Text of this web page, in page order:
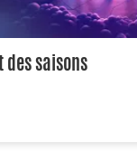
saisons